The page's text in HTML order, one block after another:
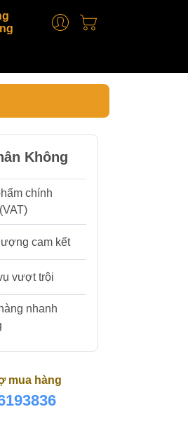
Không
chính
cam kết
vượt trội
nhanh
mua hàng